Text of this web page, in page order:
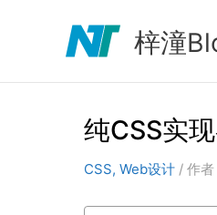
梓潼
纯CSS实
CSS, Web设计 / 作者